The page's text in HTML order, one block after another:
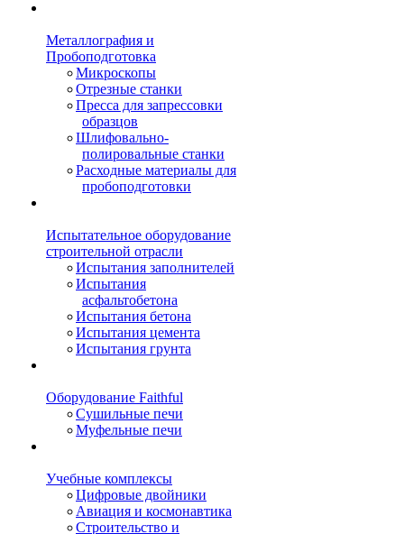
Металлография и
Пробоподготовка
Микроскопы
Отрезные станки
Пресса для запрессовки
образцов
Шлифовально-
полировальные станки
Расходные материалы для
пробоподготовки
Испытательное оборудование
строительной отрасли
Испытания заполнителей
Испытания
асфальтобетона
Испытания бетона
Испытания цемента
Испытания грунта
Оборудование Faithful
Сушильные печи
Муфельные печи
Учебные комплексы
Цифровые двойники
Авиация и космонавтика
Строительство и